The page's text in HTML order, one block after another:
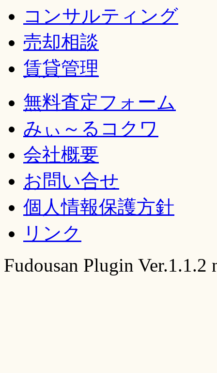
コンサルティング
売却相談
賃貸管理
無料査定フォーム
みぃ～るコクワ
会社概要
お問い合せ
個人情報保護方針
リンク
Fudousan Plugin Ver.1.1.2